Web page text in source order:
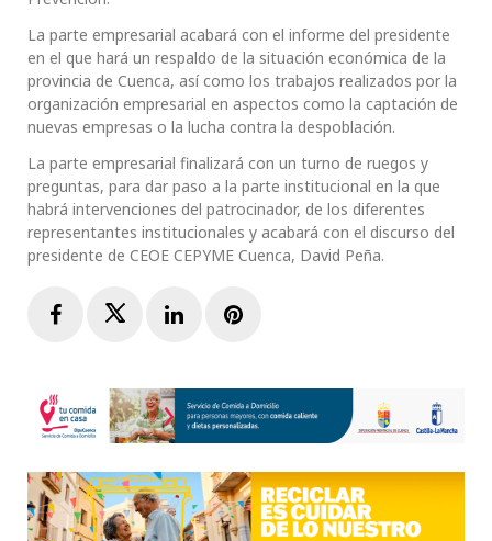
La parte empresarial acabará con el informe del presidente
en el que hará un respaldo de la situación económica de la
provincia de Cuenca, así como los trabajos realizados por la
organización empresarial en aspectos como la captación de
nuevas empresas o la lucha contra la despoblación.
La parte empresarial finalizará con un turno de ruegos y
preguntas, para dar paso a la parte institucional en la que
habrá intervenciones del patrocinador, de los diferentes
representantes institucionales y acabará con el discurso del
presidente de CEOE CEPYME Cuenca, David Peña.
FacebookTwitterLinkedInPinterest